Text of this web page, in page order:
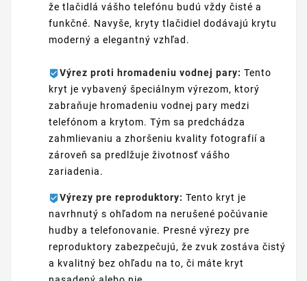
že tlačidlá vášho telefónu budú vždy čisté a
funkčné. Navyše, kryty tlačidiel dodávajú krytu
moderný a elegantný vzhľad.
Výrez proti hromadeniu vodnej pary: Tento
kryt je vybavený špeciálnym výrezom, ktorý
zabraňuje hromadeniu vodnej pary medzi
telefónom a krytom. Tým sa predchádza
zahmlievaniu a zhoršeniu kvality fotografií a
zároveň sa predlžuje životnosť vášho
zariadenia.
Výrezy pre reproduktory: Tento kryt je
navrhnutý s ohľadom na nerušené počúvanie
hudby a telefonovanie. Presné výrezy pre
reproduktory zabezpečujú, že zvuk zostáva čistý
a kvalitný bez ohľadu na to, či máte kryt